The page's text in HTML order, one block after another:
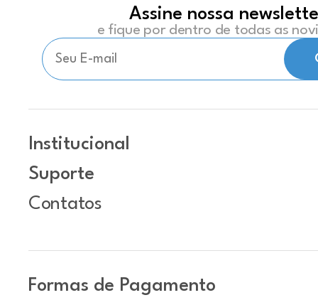
Assine nossa
e fique por dentro de todas as
Institucional
Suporte
Contatos
Formas de Pagamento